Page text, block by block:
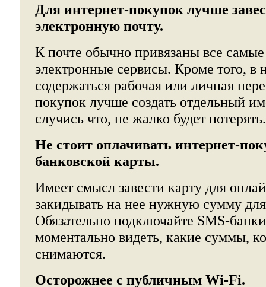
Для интернет-покупок лучше
электронную почту.
К почте обычно привязаны все
электронные сервисы. Кроме того, в
содержаться рабочая или личная
покупок лучше создать отдельный
случись что, не жалко будет потерять.
Не стоит оплачивать интернет-
банковской карты.
Имеет смысл завести карту для
закидывать на нее нужную сумму
Обязательно подключайте SMS-
моментально видеть, какие суммы,
снимаются.
Осторожнее с публичным Wi-Fi.